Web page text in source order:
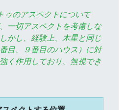
ゥのアスペクトについて
一切アスペクトを考慮しな
かし、経験上、木星と同じ
目、９番目のハウス）に対
く作用しており、無視でき